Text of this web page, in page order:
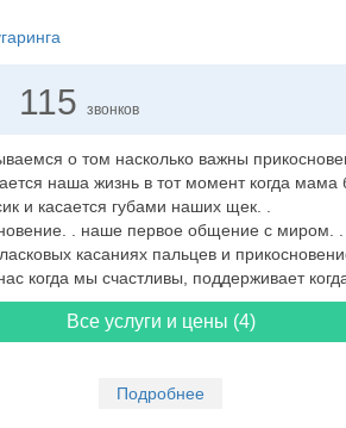
115звонков
о том насколько важны
наша жизнь в тот момент когда мама
и касается губами наших щек. .
. наше первое общение с миром. .
касаниях пальцев и
когда мы счастливы, поддерживает
Все услуги и цены (4)
Подробнее